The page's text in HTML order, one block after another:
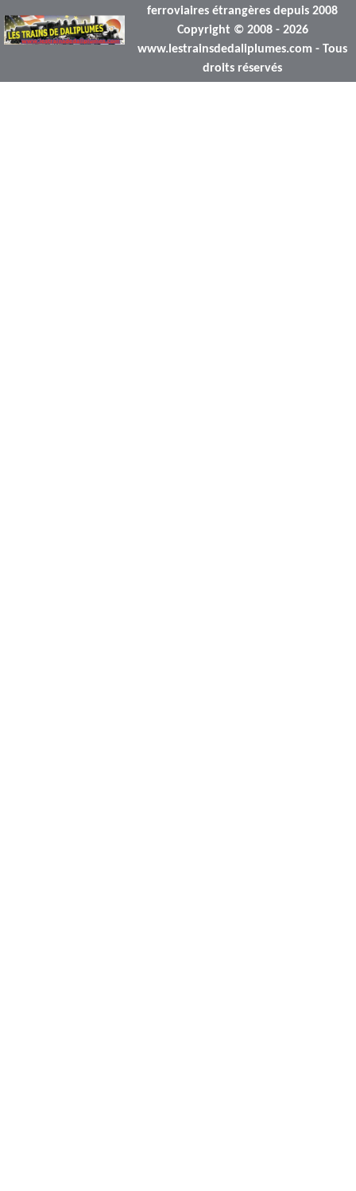
ferroviaires étrangères depuis 2008
Copyright © 2008 - 2026
www.lestrainsdedaliplumes.com - Tous
droits réservés